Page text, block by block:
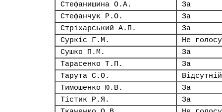
Стефанишина О.А.
За
Стефанчук Р.О.
За
Стріхарський А.П.
За
Суркіс Г.М.
Не
Сушко П.М.
За
Тарасенко Т.П.
За
Тарута С.О.
Відсутній
Тимошенко Ю.В.
За
Тістик Р.Я.
За